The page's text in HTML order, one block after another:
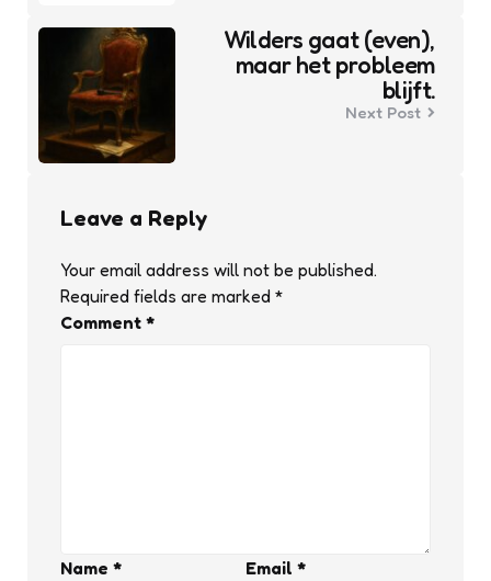
Wilders gaat (even),
maar het probleem
blijft.
Next Post
Leave a Reply
Your email address will not be published.
Required fields are marked *
Comment *
Name * Email *